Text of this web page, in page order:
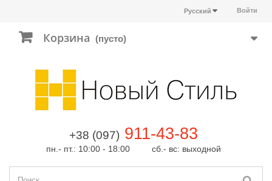
Войти
Русский
Корзина (пусто)
+38 (097) 911-43-83
пн.- пт.: 10:00 - 18:00 сб.- вс: выходной